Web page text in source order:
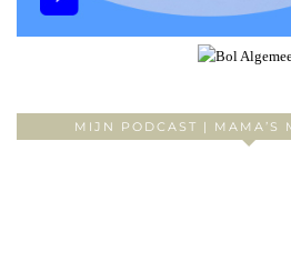
MIJN PODCAST | MAMA’S